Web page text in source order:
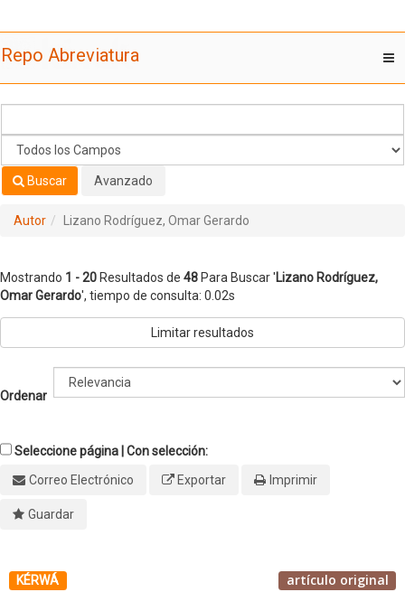
Omar Gerardo'
Repo Abreviatura
Buscar Avanzado
Autor Lizano Rodríguez, Omar Gerardo
Mostrando 1 - 20 Resultados de 48 Para Buscar 'Lizano Rodríguez,
Omar Gerardo', tiempo de consulta: 0.02s
Limitar resultados
Ordenar
Seleccione página | Con selección:
Correo Electrónico
Exportar Imprimir
Guardar
KÉRWÁ artículo original